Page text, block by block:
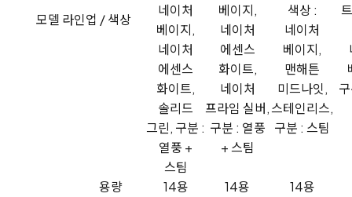
모델 라인업 / 색상
네이처
베이지,
네이처
에센스
화이트,
솔리드
그린, 구분 :
열풍 +
스팀
베이지,
네이처
에센스
화이트,
네이처
프라임 실버,
구분 : 열풍
+ 스팀
색상 :
네이처
베이지,
맨해튼
미드나잇,
스테인리스,
구분 : 스팀
용량 14용 14용 14용